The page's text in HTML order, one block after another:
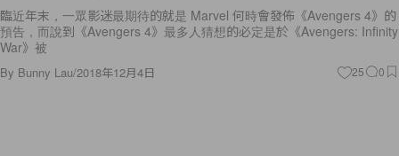
臨近年末，一眾影迷最期待的就是 Marvel 何時會發佈《Avengers 4》的
預告，而說到《Avengers 4》最多人猜想的必定是於《Avengers: Infinity
War》被
By Bunny Lau/2018年12月4日 25 0